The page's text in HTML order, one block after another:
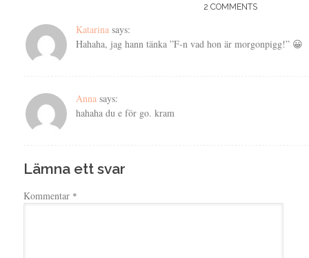
2 COMMENTS
Katarina says:
Hahaha, jag hann tänka ”F-n vad hon är morgonpigg!” 😀
Anna says:
hahaha du e för go. kram
Lämna ett svar
Kommentar *